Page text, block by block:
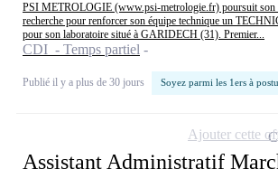
PSI METROLOGIE (www.psi-metrologie.fr) poursuit son
recherche pour renforcer son équipe technique un
pour son laboratoire situé à GARIDECH (31). Premier...
CDI - Temps partiel
Publié il y a plus de 30 jours Soyez parmi les 1ers à
Assistant Administratif
Ajouter cette